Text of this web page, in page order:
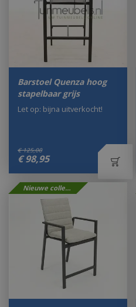
Barstoel Quenza hoog
stapelbaar grijs
€ 125,00
€ 98,95
Let op: bijna uitverkocht!
Nieuwe collectie